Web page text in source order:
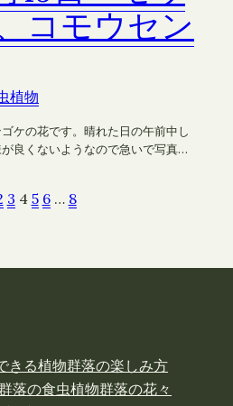
コモウセン
植物
ケの花です。晴れた日の午前中し
良くないようなので急いで写真…
3 4 5 6 … 8
きる植物群落の楽しみ方
落の食虫植物群落の花々